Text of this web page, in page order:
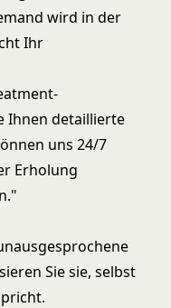
wird in der
Ihr
Ihnen detaillierte
uns 24/7
Erholung
Sie sie, selbst